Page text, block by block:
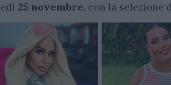
25 novembre, con la